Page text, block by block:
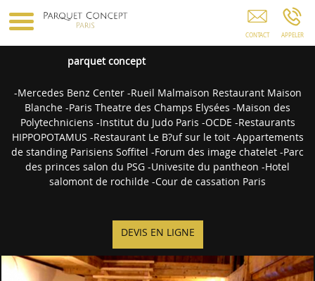
Parquet Pose De Parquet Revêtement De Sol
Entretien De Parquet SAINT-MAUR-DES-FOSSES
parquet concept
-Mercedes Benz Center -Rueil Malmaison Restaurant Maison
Blanche -Paris Theatre des Champs Elysées -Maison des
Polytechniciens -Institut du Judo Paris -OCDE -Restaurants
HIPPOPOTAMUS -Restaurant Le B?uf sur le toit -Appartements
de standing Parisiens Soffitel -Forum des image chatelet -Parc
des princes salon du PSG -Univesite du pantheon -Hotel
salomont de rochilde -Cour de cassation Paris
DEVIS EN LIGNE